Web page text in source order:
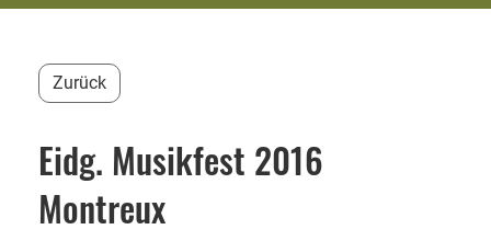
Zurück
Eidg. Musikfest 2016
Montreux